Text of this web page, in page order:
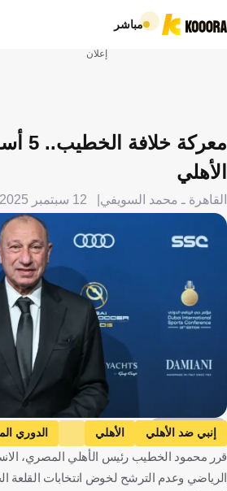
مباشر
إعلان
الأهلي
القاهرة ـ محمد السويفي 12 سبتمبر 2025
Getty Images
إنبي ضد الأهلي الأهلي
الدوري
مقالات وتقارير
حسام غالي مصر
قرر محمود الخطيب رئيس الأهلي المصري،
الرياضي وعدم الترشح لخوض انتخابات القلعة